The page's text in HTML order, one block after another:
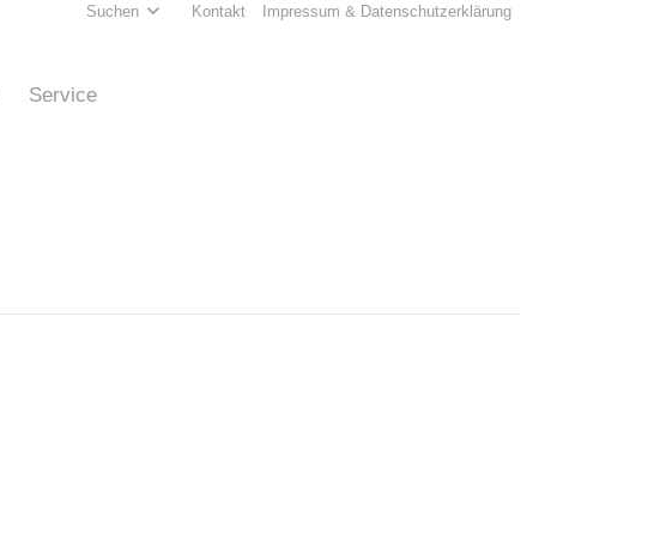
Suchen Kontakt Impressum & Datenschutzerklärung
Service